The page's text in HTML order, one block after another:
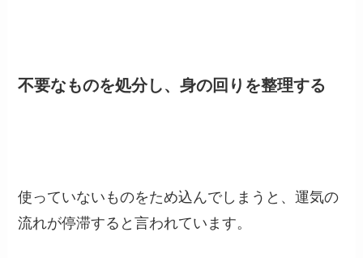
不要なものを処分し、身の回りを整理する
使っていないものをため込んでしまうと、運気の
流れが停滞すると言われています。